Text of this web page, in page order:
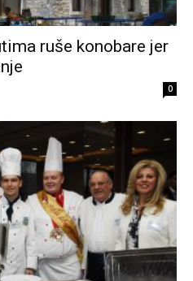
ruše konobare jer
0